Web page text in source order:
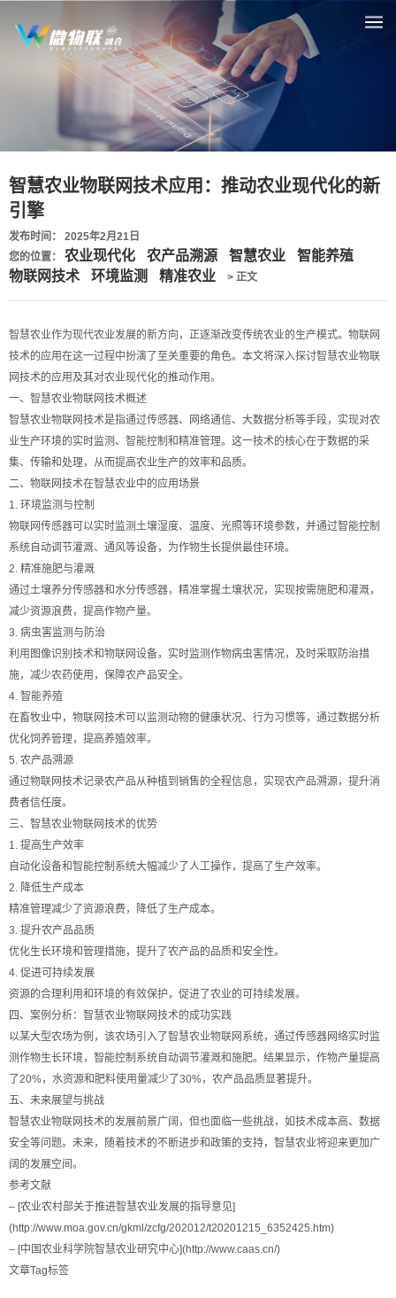
智慧农业物联网技术应用：推动农业现代化的新
引擎
发布时间： 2025年2月21日
您的位置： 农业现代化 农产品溯源 智慧农业
智能养殖
物联网技术
环境监测 精准农业 > 正文
智慧农业作为现代农业发展的新方向，正逐渐改变传统农业的生产模式。物联网
技术的应用在这一过程中扮演了至关重要的角色。本文将深入探讨智慧农业物联
网技术的应用及其对农业现代化的推动作用。
一、智慧农业物联网技术概述
智慧农业物联网技术是指通过传感器、网络通信、大数据分析等手段，实现对农
业生产环境的实时监测、智能控制和精准管理。这一技术的核心在于数据的采
集、传输和处理，从而提高农业生产的效率和品质。
二、物联网技术在智慧农业中的应用场景
1. 环境监测与控制
物联网传感器可以实时监测土壤湿度、温度、光照等环境参数，并通过智能控制
系统自动调节灌溉、通风等设备，为作物生长提供最佳环境。
2. 精准施肥与灌溉
通过土壤养分传感器和水分传感器，精准掌握土壤状况，实现按需施肥和灌溉，
减少资源浪费，提高作物产量。
3. 病虫害监测与防治
利用图像识别技术和物联网设备，实时监测作物病虫害情况，及时采取防治措
施，减少农药使用，保障农产品安全。
4. 智能养殖
在畜牧业中，物联网技术可以监测动物的健康状况、行为习惯等，通过数据分析
优化饲养管理，提高养殖效率。
5. 农产品溯源
通过物联网技术记录农产品从种植到销售的全程信息，实现农产品溯源，提升消
费者信任度。
三、智慧农业物联网技术的优势
1. 提高生产效率
自动化设备和智能控制系统大幅减少了人工操作，提高了生产效率。
2. 降低生产成本
精准管理减少了资源浪费，降低了生产成本。
3. 提升农产品品质
优化生长环境和管理措施，提升了农产品的品质和安全性。
4. 促进可持续发展
资源的合理利用和环境的有效保护，促进了农业的可持续发展。
四、案例分析：智慧农业物联网技术的成功实践
以某大型农场为例，该农场引入了智慧农业物联网系统，通过传感器网络实时监
测作物生长环境，智能控制系统自动调节灌溉和施肥。结果显示，作物产量提高
了20%，水资源和肥料使用量减少了30%，农产品品质显著提升。
五、未来展望与挑战
智慧农业物联网技术的发展前景广阔，但也面临一些挑战，如技术成本高、数据
安全等问题。未来，随着技术的不断进步和政策的支持，智慧农业将迎来更加广
阔的发展空间。
参考文献
– [农业农村部关于推进智慧农业发展的指导意见]
(http://www.moa.gov.cn/gkml/zcfg/202012/t20201215_6352425.htm)
– [中国农业科学院智慧农业研究中心](http://www.caas.cn/)
文章Tag标签